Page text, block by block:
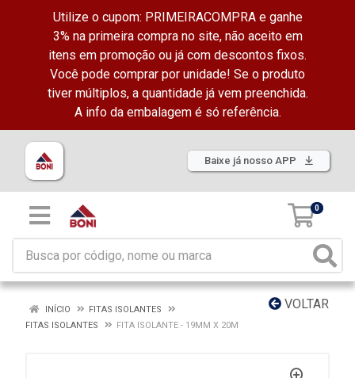
Utilize o cupom: PRIMEIRACOMPRA e ganhe
3% na primeira compra no site, não aceito em
itens em promoção ou já com descontos fixos.
Você pode comprar por unidade! Se o produto
tiver múltiplos, a quantidade já vem preenchida.
A info da embalagem é só referência.
Baixe já nosso APP
0
VOLTAR
INÍCIO
FITAS ISOLANTES
FITAS ISOLANTES
FITA ISOLANTE - 19MM X 20M